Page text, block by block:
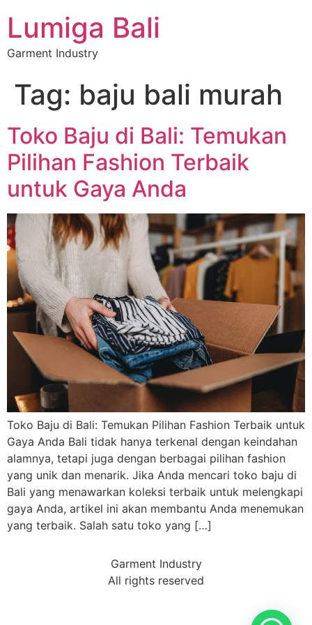
Lumiga Bali
Garment Industry
Tag: baju bali murah
Toko Baju di Bali: Temukan
Pilihan Fashion Terbaik
untuk Gaya Anda
Toko Baju di Bali: Temukan Pilihan Fashion Terbaik untuk
Gaya Anda Bali tidak hanya terkenal dengan keindahan
alamnya, tetapi juga dengan berbagai pilihan fashion
yang unik dan menarik. Jika Anda mencari toko baju di
Bali yang menawarkan koleksi terbaik untuk melengkapi
gaya Anda, artikel ini akan membantu Anda menemukan
yang terbaik. Salah satu toko yang […]
Garment Industry
All rights reserved